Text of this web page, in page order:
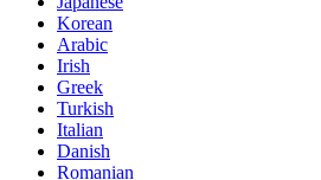
Korean
Arabic
Irish
Greek
Turkish
Italian
Danish
Romanian